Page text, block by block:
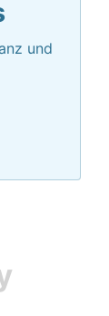
und